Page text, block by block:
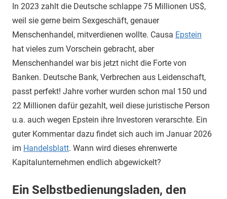
In 2023 zahlt die Deutsche schlappe 75 Millionen US$,
weil sie gerne beim Sexgeschäft, genauer
Menschenhandel, mitverdienen wollte. Causa Epstein
hat vieles zum Vorschein gebracht, aber
Menschenhandel war bis jetzt nicht die Forte von
Banken. Deutsche Bank, Verbrechen aus Leidenschaft,
passt perfekt! Jahre vorher wurden schon mal 150 und
22 Millionen dafür gezahlt, weil diese juristische Person
u.a. auch wegen Epstein ihre Investoren verarschte. Ein
guter Kommentar dazu findet sich auch im Januar 2026
im Handelsblatt. Wann wird dieses ehrenwerte
Kapitalunternehmen endlich abgewickelt?
Ein Selbstbedienungsladen, den